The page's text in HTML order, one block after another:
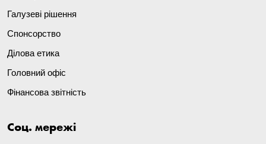
Галузеві рішення
Спонсорство
Ділова етика
Головний офіс
Фінансова звітність
Соц. мережі